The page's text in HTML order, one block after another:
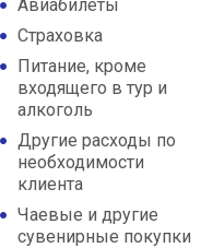
Авиабилеты
Страховка
Питание, кроме
входящего в тур и
алкоголь
Другие расходы по
необходимости
клиента
Чаевые и другие
сувенирные покупки